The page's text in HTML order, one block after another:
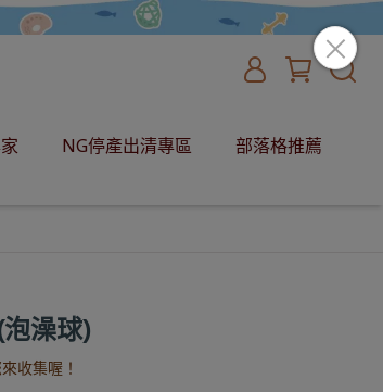
NG停產出清專區
部落格推薦
澡球)
收集喔！